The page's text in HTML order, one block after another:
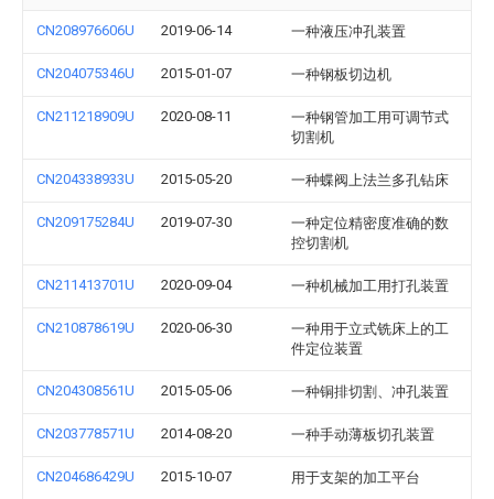
CN208976606U 2019-06-14 一种液压冲孔装置
CN204075346U 2015-01-07 一种钢板切边机
CN211218909U 2020-08-11
一种钢管加工用可调节式
切割机
CN204338933U 2015-05-20 一种蝶阀上法兰多孔钻床
CN209175284U 2019-07-30
一种定位精密度准确的数
控切割机
CN211413701U 2020-09-04 一种机械加工用打孔装置
CN210878619U 2020-06-30
一种用于立式铣床上的工
件定位装置
CN204308561U 2015-05-06 一种铜排切割、冲孔装置
CN203778571U 2014-08-20 一种手动薄板切孔装置
CN204686429U 2015-10-07 用于支架的加工平台